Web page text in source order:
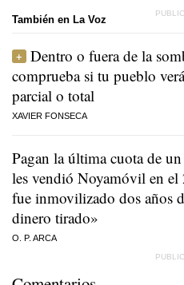
También en La Voz
Dentro o fuera de la
comprueba si tu pueblo
parcial o total
XAVIER FONSECA
Pagan la última cuota de
les vendió Noyamóvil en
fue inmovilizado dos años
dinero tirado»
O. P. ARCA